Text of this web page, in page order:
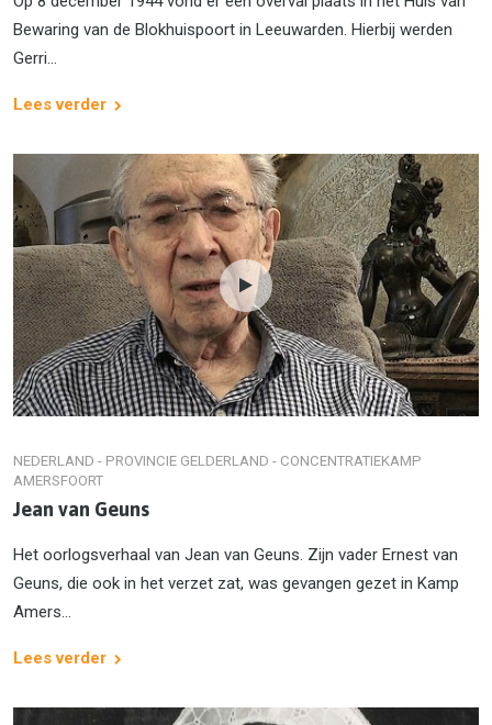
Bewaring van de Blokhuispoort in Leeuwarden. Hierbij werden
Gerri...
Lees verder
NEDERLAND - PROVINCIE GELDERLAND - CONCENTRATIEKAMP
AMERSFOORT
Jean van Geuns
Het oorlogsverhaal van Jean van Geuns. Zijn vader Ernest van
Geuns, die ook in het verzet zat, was gevangen gezet in Kamp
Amers...
Lees verder